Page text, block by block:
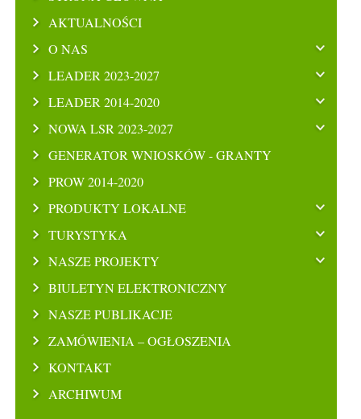
AKTUALNOŚCI
O NAS
LEADER 2023-2027
LEADER 2014-2020
NOWA LSR 2023-2027
GENERATOR WNIOSKÓW - GRANTY
PROW 2014-2020
PRODUKTY LOKALNE
TURYSTYKA
NASZE PROJEKTY
BIULETYN ELEKTRONICZNY
NASZE PUBLIKACJE
ZAMÓWIENIA – OGŁOSZENIA
KONTAKT
ARCHIWUM